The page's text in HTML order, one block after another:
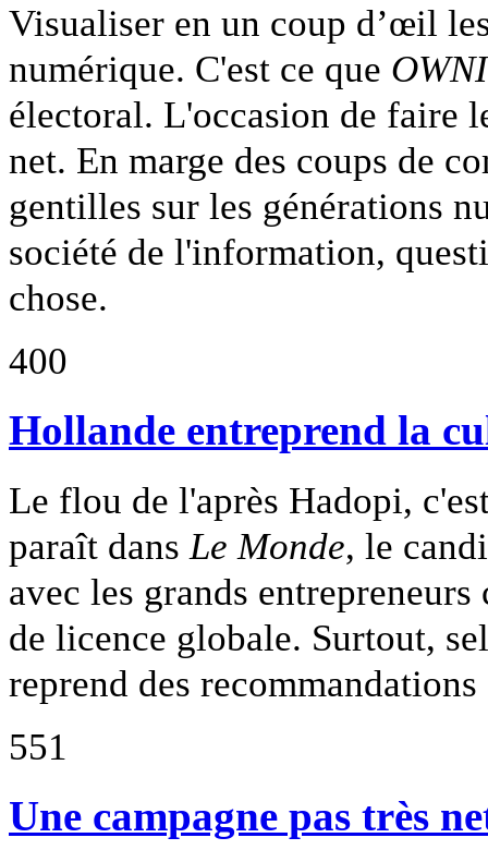
Visualiser en un coup d’œil
numérique. C'est ce que OWNI
électoral. L'occasion de faire
net. En marge des coups de
gentilles sur les générations
société de l'information,
chose.
400
Hollande entreprend la
Le flou de l'après Hadopi,
paraît dans Le Monde, le
avec les grands
de licence globale. Surtout,
reprend des
551
Une campagne pas très